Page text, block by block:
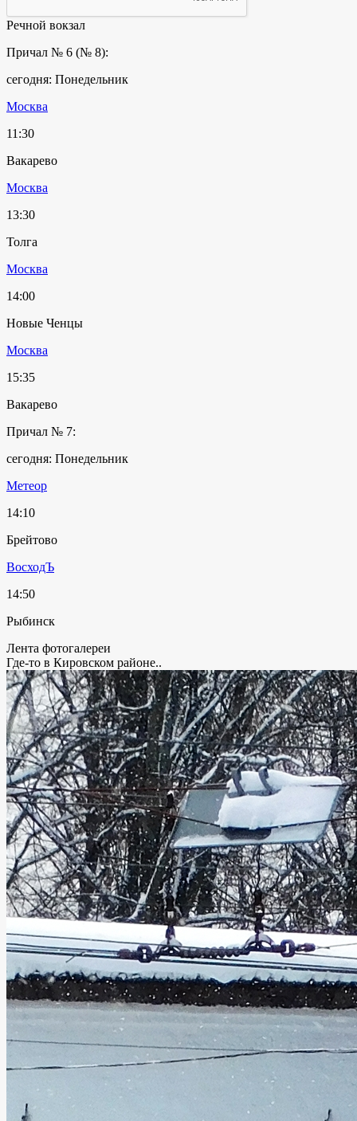
Речной вокзал
Причал № 6 (№ 8):
сегодня: Понедельник
Москва
11:30
Вакарево
Москва
13:30
Толга
Москва
14:00
Новые Ченцы
Москва
15:35
Вакарево
Причал № 7:
сегодня: Понедельник
Метеор
14:10
Брейтово
ВосходЪ
14:50
Рыбинск
Лента фотогалереи
Где-то в Кировском районе..